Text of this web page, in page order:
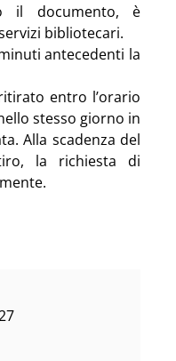
il documento, è
bibliotecari.
antecedenti la
entro l’orario
stesso giorno in
Alla scadenza del
la richiesta di